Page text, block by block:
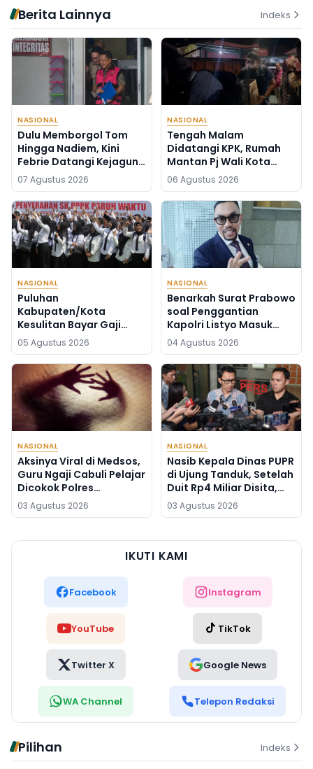
Berita Lainnya Indeks
NASIONAL
Dulu Memborgol Tom
Hingga Nadiem, Kini
Febrie Datangi Kejagung
dalam Kondisi Tangan
Terborgol
07 Agustus 2026
NASIONAL
Tengah Malam
Didatangi KPK, Rumah
Mantan Pj Wali Kota
Digeledah, Empat Koper
Dibawa
06 Agustus 2026
NASIONAL
Puluhan
Kabupaten/Kota
Kesulitan Bayar Gaji
PPPK, Inikah Solusinya?
05 Agustus 2026
NASIONAL
Benarkah Surat Prabowo
soal Penggantian
Kapolri Listyo Masuk
DPR? Legislator Ini Buka
Suara
04 Agustus 2026
NASIONAL
Aksinya Viral di Medsos,
Guru Ngaji Cabuli Pelajar
Dicokok Polres
Sukabumi di Banten
03 Agustus 2026
NASIONAL
Nasib Kepala Dinas PUPR
di Ujung Tanduk, Setelah
Duit Rp4 Miliar Disita,
Kini Diperiksa KPK
03 Agustus 2026
IKUTI KAMI
Facebook Instagram
YouTube TikTok
Twitter X Google News
WA Channel Telepon Redaksi
Pilihan Indeks